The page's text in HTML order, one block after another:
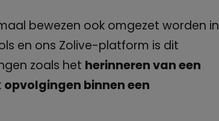
bewezen ook omgezet worden in
en ons Zolive-platform is dit
zoals het herinneren van een
opvolgingen binnen een